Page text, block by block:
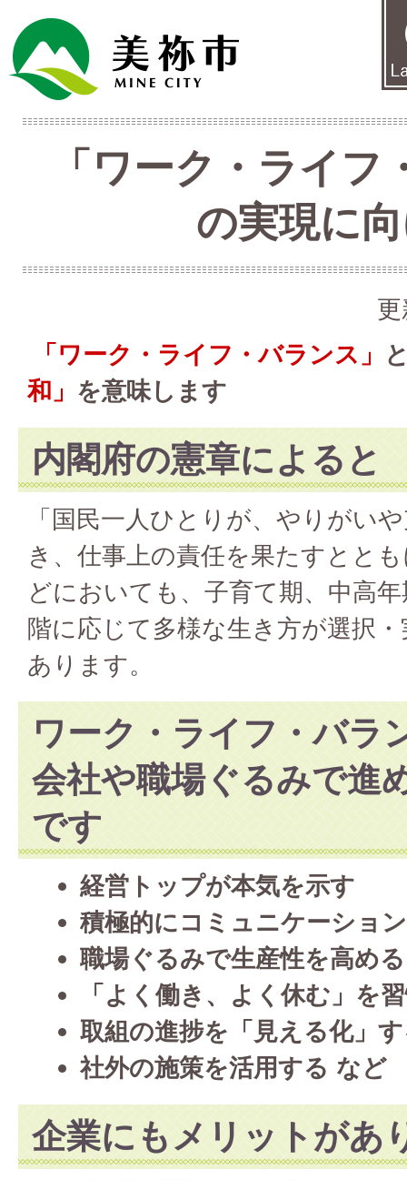
「ワーク・ライ
の実現に
「ワーク・ライフ・バランス」
和」 を意味します
内閣府の憲章によると
「国民一人ひとりが、やりがい
き、仕事上の責任を果たすとと
どにおいても、子育て期、中高
階に応じて多様な生き方が選択
あります。
ワーク・ライフ・バラ
会社や職場ぐるみで進
です
経営トップが本気を示す
積極的にコミュニケーショ
職場ぐるみで生産性を高める
「よく働き、よく休む」を
取組の進捗を「見える化」
社外の施策を活用する など
企業にもメリットがあ